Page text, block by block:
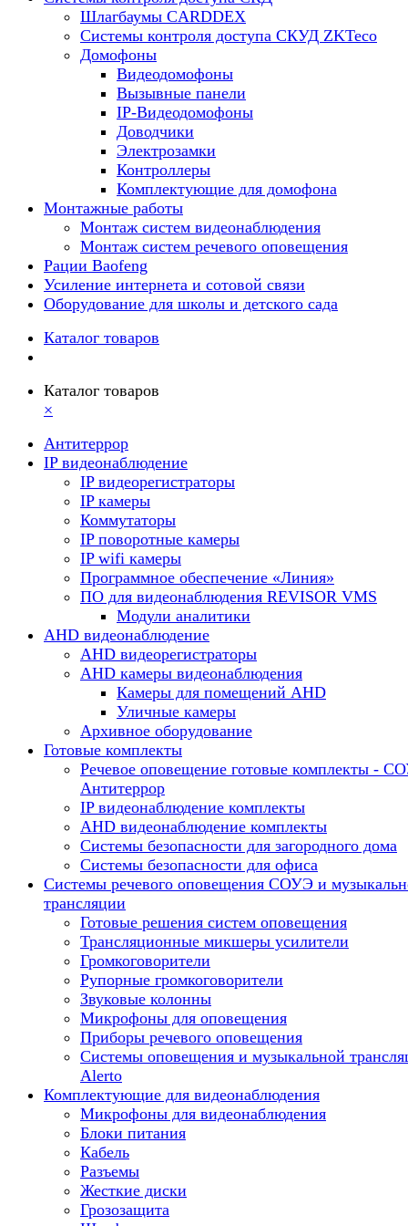
Шлагбаумы CARDDEX
Системы контроля доступа СКУД ZKTeco
Домофоны
Видеодомофоны
Вызывные панели
IP-Видеодомофоны
Доводчики
Электрозамки
Контроллеры
Комплектующие для домофона
Монтажные работы
Монтаж систем видеонаблюдения
Монтаж систем речевого оповещения
Рации Baofeng
Усиление интернета и сотовой связи
Оборудование для школы и детского сада
Каталог товаров
Каталог товаров
×
Антитеррор
IP видеонаблюдение
IP видеорегистраторы
IP камеры
Коммутаторы
IP поворотные камеры
IP wifi камеры
Программное обеспечение «Линия»
ПО для видеонаблюдения REVISOR VMS
Модули аналитики
AHD видеонаблюдение
AHD видеорегистраторы
AHD камеры видеонаблюдения
Камеры для помещений AHD
Уличные камеры
Архивное оборудование
Готовые комплекты
Речевое оповещение готовые комплекты -
Антитеррор
IP видеонаблюдение комплекты
AHD видеонаблюдение комплекты
Системы безопасности для загородного дома
Системы безопасности для офиса
Системы речевого оповещения СОУЭ и
трансляции
Готовые решения систем оповещения
Трансляционные микшеры усилители
Громкоговорители
Рупорные громкоговорители
Звуковые колонны
Микрофоны для оповещения
Приборы речевого оповещения
Системы оповещения и музыкальной
Alerto
Комплектующие для видеонаблюдения
Микрофоны для видеонаблюдения
Блоки питания
Кабель
Разъемы
Жесткие диски
Грозозащита